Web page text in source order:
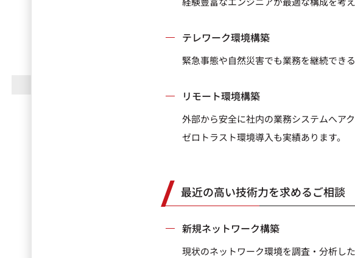
テレワーク環境構築
緊急事態や自然災害でも業務を継続でき
リモート環境構築
外部から安全に社内の業務システムへア
ゼロトラスト環境導入も実績あります。
最近の高い技術力を求めるご相談
新規ネットワーク構築
現状のネットワーク環境を調査・分析し